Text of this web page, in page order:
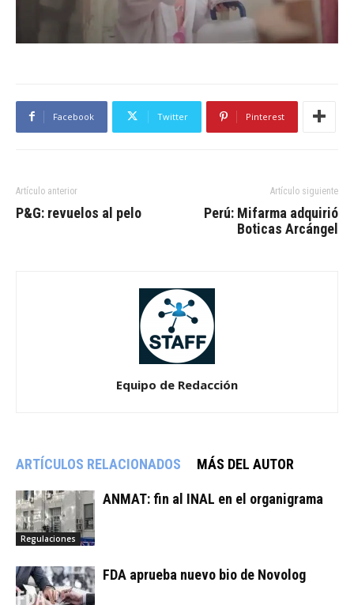
Facebook Twitter Pinterest
Artículo anterior
P&G: revuelos al pelo
Artículo siguiente
Perú: Mifarma adquirió
Boticas Arcángel
Equipo de Redacción
ARTÍCULOS RELACIONADOS MÁS DEL AUTOR
Regulaciones
ANMAT: fin al INAL en el organigrama
FDA aprueba nuevo bio de Novolog